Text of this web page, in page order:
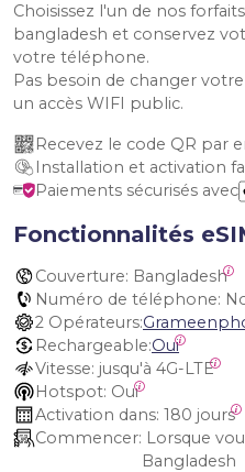
Choisissez l'un de nos
bangladesh et conservez
votre téléphone.
Pas besoin de changer
un accès WIFI public.
Recevez le code QR par
Installation et activation
Paiements sécurisés avec
Fonctionnalités
Couverture: Bangladesh
Numéro de téléphone:
2 Opérateurs:
Rechargeable:Oui
Vitesse: jusqu'à 4G-LTE
Hotspot: Oui
Activation dans: 180 jours
Commencer:
Bangladesh